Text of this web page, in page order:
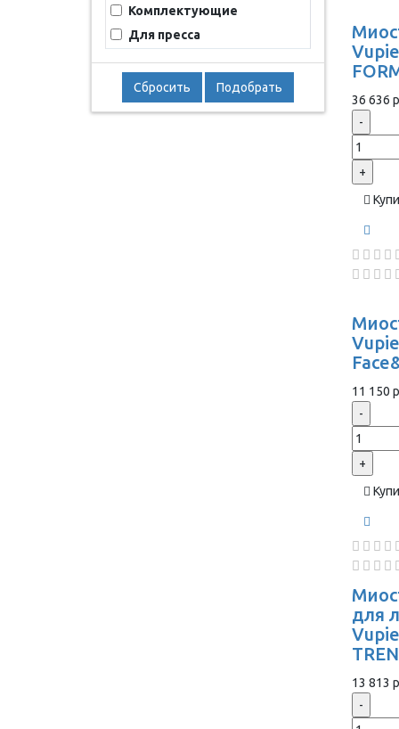
Комплектующие
Для пресса
Сбросить Подобрать
36 636
-
+
11 150
-
+
для
13 813
-